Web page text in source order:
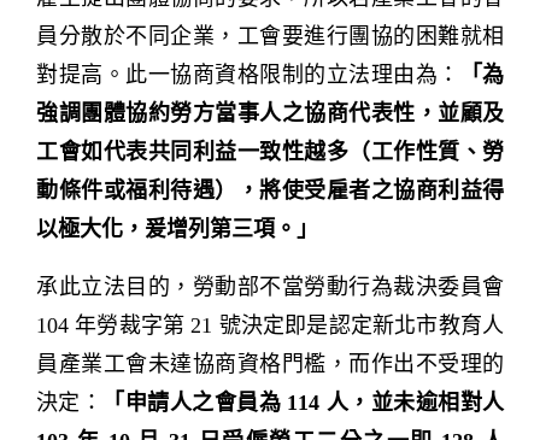
員分散於不同企業，工會要進行團協的困難就相
對提高。此一協商資格限制的立法理由為：
「為
強調團體協約勞方當事人之協商代表性，並顧及
工會如代表共同利益一致性越多（工作性質、勞
動條件或福利待遇），將使受雇者之協商利益得
以極大化，爰增列第三項。」
承此立法目的，勞動部不當勞動行為裁決委員會
104 年勞裁字第 21 號決定即是認定新北市教育人
員產業工會未達協商資格門檻，而作出不受理的
決定：
「申請人之會員為 114 人，並未逾相對人